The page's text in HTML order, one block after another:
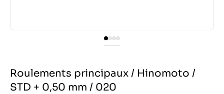
Roulements principaux / Hinomoto /
STD + 0,50 mm / 020